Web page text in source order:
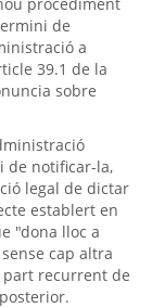
de
a
39.1 de la
sobre
de notificar-la,
legal de dictar
establert en
"dona lloc a
cap altra
recurrent de